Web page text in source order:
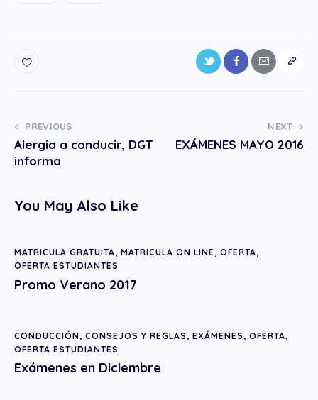
PREVIOUS
Alergia a conducir, DGT
informa
NEXT
EXÁMENES MAYO 2016
You May Also Like
MATRICULA GRATUITA, MATRICULA ON LINE, OFERTA,
OFERTA ESTUDIANTES
Promo Verano 2017
CONDUCCIÓN, CONSEJOS Y REGLAS , EXÁMENES , OFERTA,
OFERTA ESTUDIANTES
Exámenes en Diciembre